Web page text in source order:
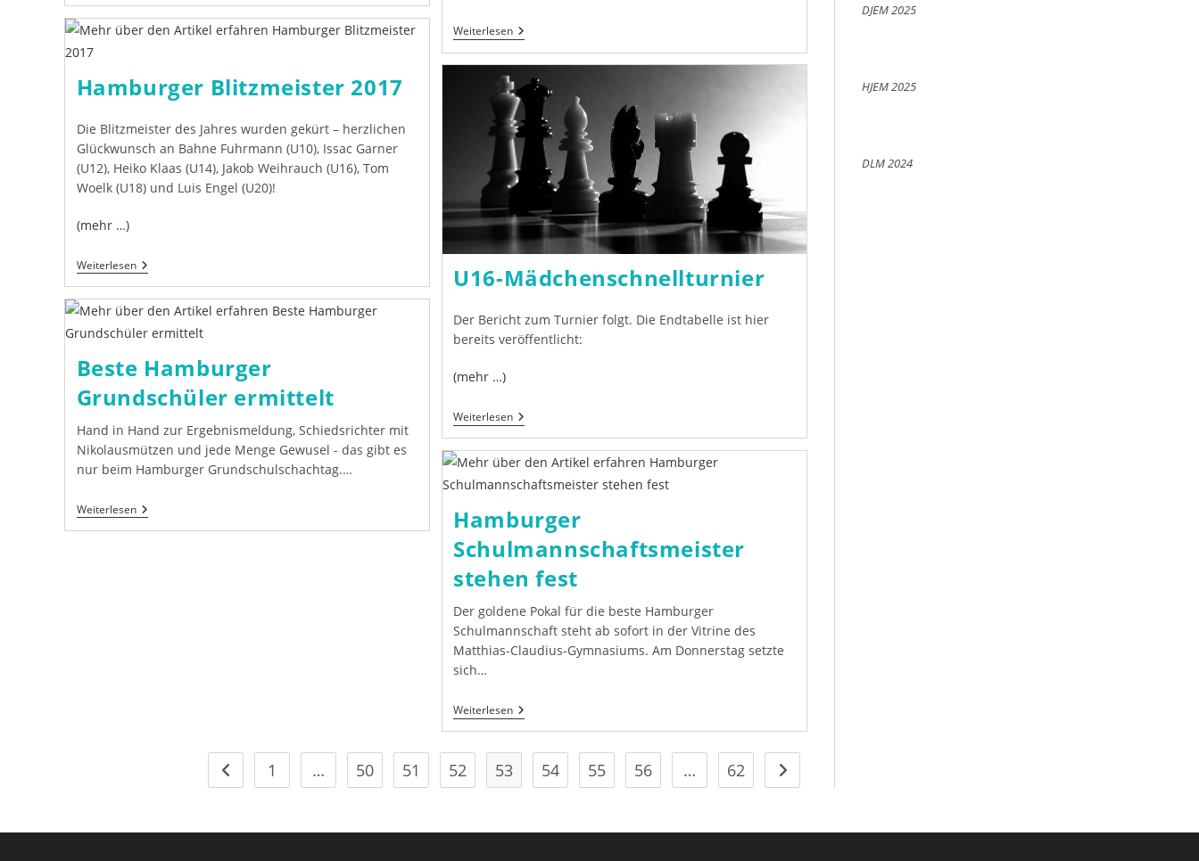
Freigeschaltet!
WeiterlesenHJET
2018:
Veröffentlicht
Hamburger Blitzmeister 2017
Die Blitzmeister des Jahres wurden gekürt – herzlichen
Glückwunsch an Bahne Fuhrmann (U10), Issac Garner
(U12), Heiko Klaas (U14), Jakob Weihrauch (U16), Tom
Woelk (U18) und Luis Engel (U20)!
(mehr …)
WeiterlesenHamburger
Blitzmeister
U16-Mädchenschnellturnier
Der Bericht zum Turnier folgt. Die Endtabelle ist hier
bereits veröffentlicht:
(mehr …)
WeiterlesenU16-
Mädchenschnellturnier
Beste Hamburger
Grundschüler ermittelt
Hand in Hand zur Ergebnismeldung, Schiedsrichter mit
Nikolausmützen und jede Menge Gewusel - das gibt es
nur beim Hamburger Grundschulschachtag.…
WeiterlesenBeste
Hamburger
Hamburger
Schulmannschaftsmeister
stehen fest
Der goldene Pokal für die beste Hamburger
Schulmannschaft steht ab sofort in der Vitrine des
Matthias-Claudius-Gymnasiums. Am Donnerstag setzte
sich…
WeiterlesenHamburger
Schulmannschaftsmeister
Fest
Gehe zur vorherigen Seite
1 … 50 51 52 53 54 55 56 … 62 Gehe zur nächsten Seite
DJEM 2025
HJEM 2025
DLM 2024